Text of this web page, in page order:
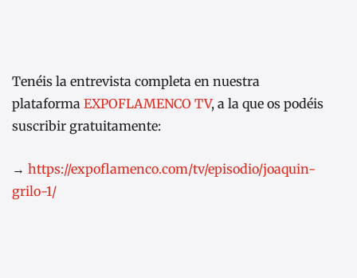
Tenéis la entrevista completa en nuestra
plataforma EXPOFLAMENCO TV, a la que os podéis
suscribir gratuitamente:
→ https://expoflamenco.com/tv/episodio/joaquin-
grilo-1/